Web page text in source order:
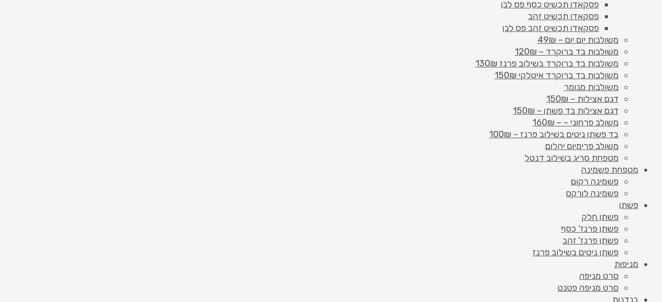
פסקאדו תכשיט כסף פס לבן
פסקאדו תכשיט זהב
פסקאדו תכשיט זהב פס לבן
משולבות יום יום – 49₪
משולבות בד ברוקרד – 120₪
משולבות בד ברוקרד בשילוב פרנז 130₪
משולבות בד ברוקרד איטלקי 150₪
משולבות מנומר
דגם אצילות – 150₪
דגם אצילות בד פשתן – 150₪
משולב פרחוני – – 160₪
בד פשתן ניטים בשילוב פרנז – 100₪
משולב פרימיום יהלום
מטפחת סריג בשילוב דנטל
מטפחת פשמינה
פשמינה רקום
פשמינה לורקס
פשתן
פשתן חלק
פשתן פרנז' כסף
פשתן פרנז' זהב
פשתן ניטים בשילוב פרנז
מניפות
סרט מניפה
סרט מניפה פטנט
בנדנות